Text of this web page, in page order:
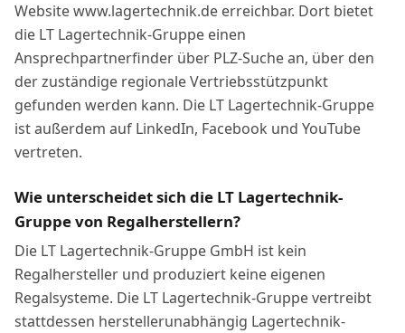
Website www.lagertechnik.de erreichbar. Dort bietet
die LT Lagertechnik-Gruppe einen
Ansprechpartnerfinder über PLZ-Suche an, über den
der zuständige regionale Vertriebsstützpunkt
gefunden werden kann. Die LT Lagertechnik-Gruppe
ist außerdem auf LinkedIn, Facebook und YouTube
vertreten.
Wie unterscheidet sich die LT Lagertechnik-
Gruppe von Regalherstellern?
Die LT Lagertechnik-Gruppe GmbH ist kein
Regalhersteller und produziert keine eigenen
Regalsysteme. Die LT Lagertechnik-Gruppe vertreibt
stattdessen herstellerunabhängig Lagertechnik-